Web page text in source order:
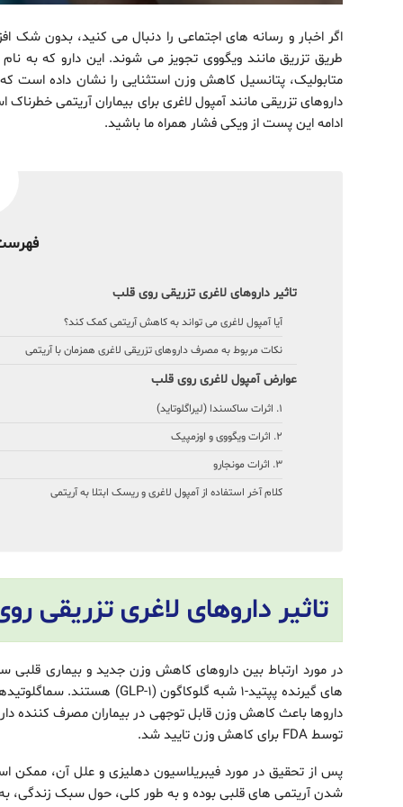
طریق تزریق مانند ویگووی تجویز می شوند. این دارو که به
متابولیک، پتانسیل کاهش وزن استثنایی را نشان داده
داروهای تزریقی مانند آمپول لاغری برای بیماران آریتمی
ادامه این پست از ویکی فشار همراه ما باشید.
تاثیر داروهای لاغری تزریقی روی قلب
آیا آمپول لاغری می تواند به کاهش آریتمی کمک کند؟
نکات مربوط به مصرف داروهای تزریقی لاغری همزمان با آریتمی
عوارض آمپول لاغری روی قلب
1. اثرات ساکسندا (لیراگلوتاید)
2. اثرات ویگووی و اوزمپیک
3. اثرات مونجارو
کلام آخر استفاده از آمپول لاغری و ریسک ابتلا به آریتمی
تاثیر داروهای لاغری تزریقی
در مورد ارتباط بین داروهای کاهش وزن جدید و بیماری قلبی
توسط FDA برای کاهش وزن تایید شد.
پس از تحقیق در مورد فیبریلاسیون دهلیزی و علل آن، ممکن
شدن آریتمی های قلبی بوده و به طور کلی، حول سبک زندگی،